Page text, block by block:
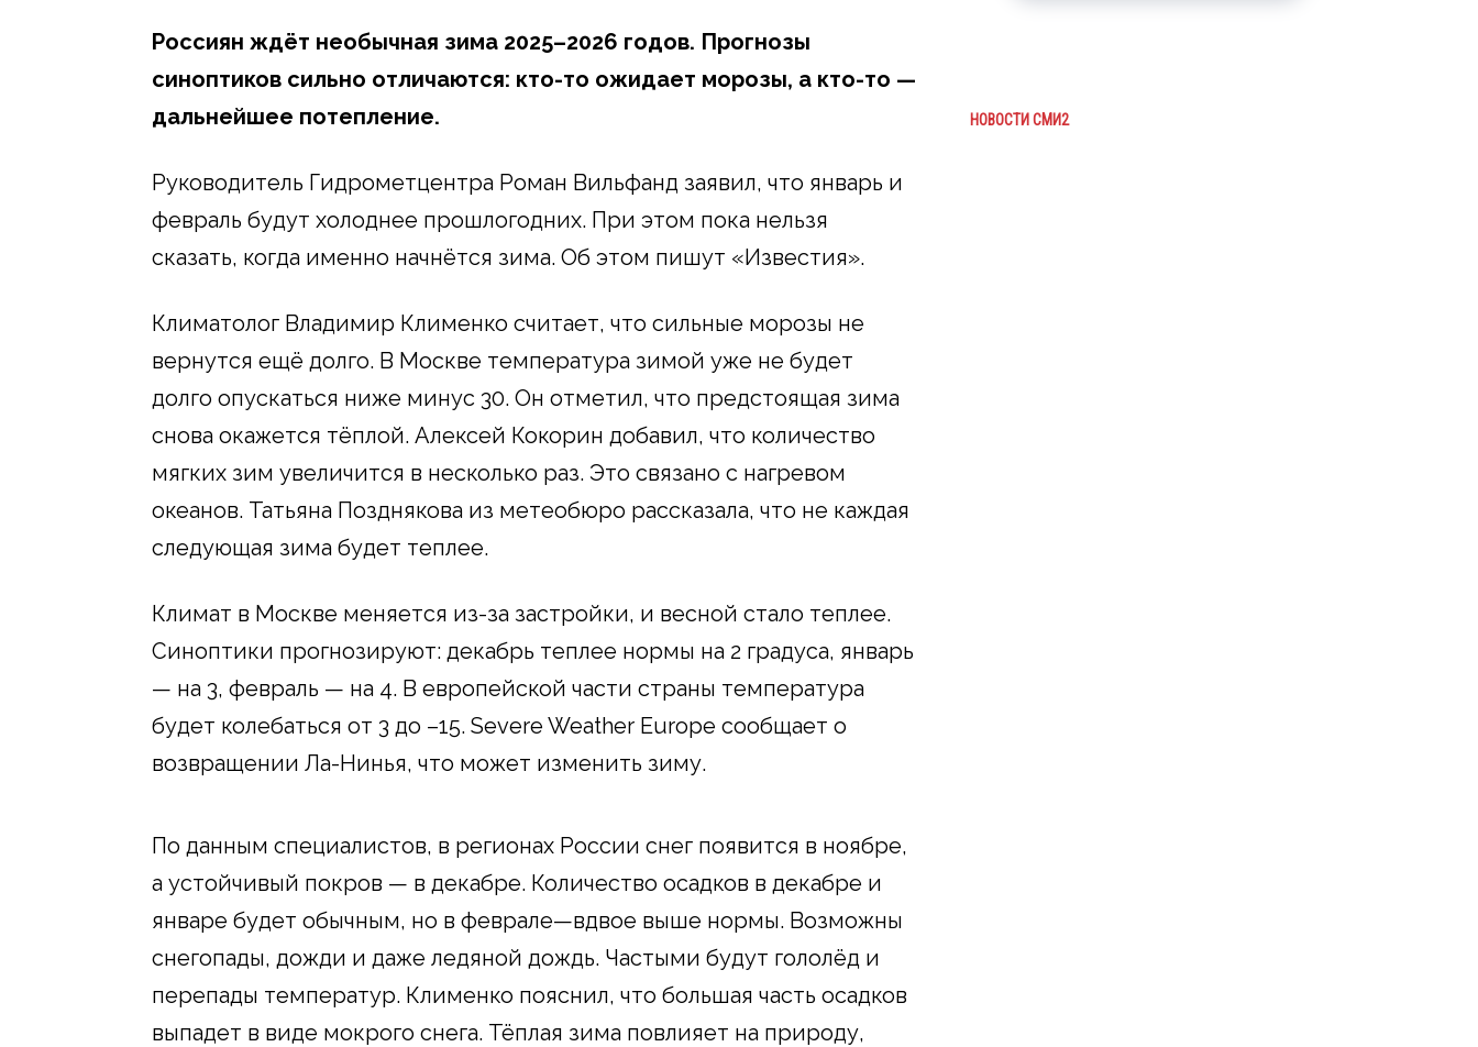
Россиян ждёт необычная зима 2025–2026 годов. Прогнозы
синоптиков сильно отличаются: кто-то ожидает морозы, а кто-то —
дальнейшее потепление.
Руководитель Гидрометцентра Роман Вильфанд заявил, что январь и
февраль будут холоднее прошлогодних. При этом пока нельзя
сказать, когда именно начнётся зима. Об этом пишут «Известия».
Климатолог Владимир Клименко считает, что сильные морозы не
вернутся ещё долго. В Москве температура зимой уже не будет
долго опускаться ниже минус 30. Он отметил, что предстоящая зима
снова окажется тёплой. Алексей Кокорин добавил, что количество
мягких зим увеличится в несколько раз. Это связано с нагревом
океанов. Татьяна Позднякова из метеобюро рассказала, что не каждая
следующая зима будет теплее.
Климат в Москве меняется из-за застройки, и весной стало теплее.
Синоптики прогнозируют: декабрь теплее нормы на 2 градуса, январь
— на 3, февраль — на 4. В европейской части страны температура
будет колебаться от 3 до –15. Severe Weather Europe сообщает о
возвращении Ла-Нинья, что может изменить зиму.
По данным специалистов, в регионах России снег появится в ноябре,
а устойчивый покров — в декабре. Количество осадков в декабре и
январе будет обычным, но в феврале—вдвое выше нормы. Возможны
снегопады, дожди и даже ледяной дождь. Частыми будут гололёд и
перепады температур. Клименко пояснил, что большая часть осадков
выпадет в виде мокрого снега. Тёплая зима повлияет на природу,
НОВОСТИ СМИ2